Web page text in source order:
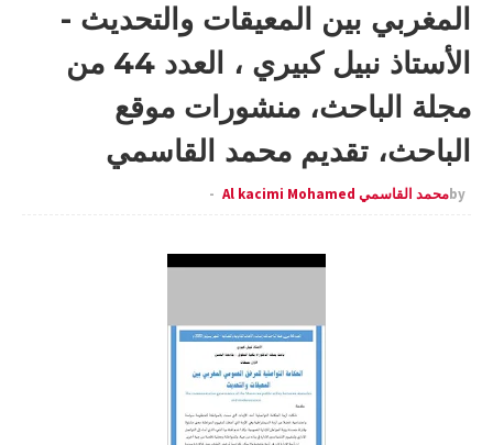
المغربي بين المعيقات والتحديث -
الأستاذ نبيل كبيري ، العدد 44 من
مجلة الباحث، منشورات موقع
الباحث، تقديم محمد القاسمي
byمحمد القاسمي Al kacimi Mohamed